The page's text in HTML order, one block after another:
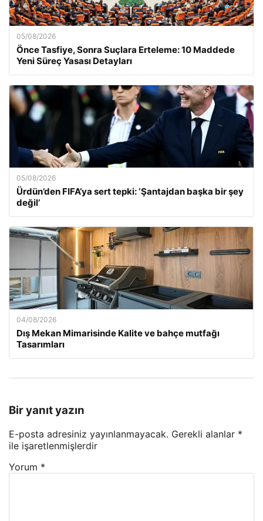
05/08/2026
Önce Tasfiye, Sonra Suçlara Erteleme: 10 Maddede
Yeni Süreç Yasası Detayları
05/08/2026
Ürdün’den FIFA’ya sert tepki: ‘Şantajdan başka bir şey
değil’
04/08/2026
Dış Mekan Mimarisinde Kalite ve bahçe mutfağı
Tasarımları
Bir yanıt yazın
E-posta adresiniz yayınlanmayacak. Gerekli alanlar *
ile işaretlenmişlerdir
Yorum *